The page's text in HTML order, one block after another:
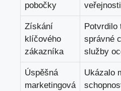
pobočky
Získání
klíčového
zákazníka
Potvrdilo
správné
služby
Úspěšná
marketingová
Ukázalo